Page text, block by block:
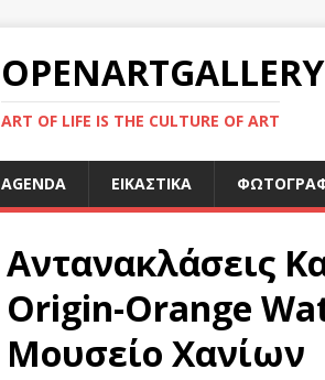
OPENARTGALLERY
ART OF LIFE IS THE CULTURE OF ART
AGENDA ΕΙΚΑΣΤΙΚΑ
Αντανακλάσεις
Origin-Orange
Μουσείο Χανίων